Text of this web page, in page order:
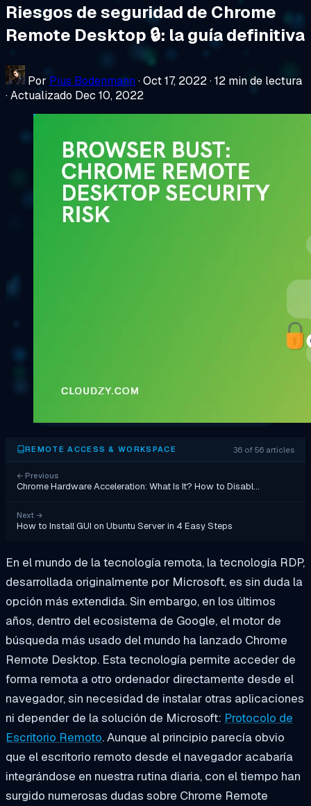
Riesgos de seguridad de Chrome
Remote Desktop 🔒: la guía definitiva
Por Pius Bodenmann ·Oct 17, 2022·12 min de lectura
·Actualizado Dec 10, 2022
REMOTE ACCESS & WORKSPACE 36 of 56 articles
← Previous
Chrome Hardware Acceleration: What Is It? How to Disabl…
Next →
How to Install GUI on Ubuntu Server in 4 Easy Steps
En el mundo de la tecnología remota, la tecnología RDP,
desarrollada originalmente por Microsoft, es sin duda la
opción más extendida. Sin embargo, en los últimos
años, dentro del ecosistema de Google, el motor de
búsqueda más usado del mundo ha lanzado Chrome
Remote Desktop. Esta tecnología permite acceder de
forma remota a otro ordenador directamente desde el
navegador, sin necesidad de instalar otras aplicaciones
ni depender de la solución de Microsoft: Protocolo de
Escritorio Remoto. Aunque al principio parecía obvio
que el escritorio remoto desde el navegador acabaría
integrándose en nuestra rutina diaria, con el tiempo han
surgido numerosas dudas sobre Chrome Remote